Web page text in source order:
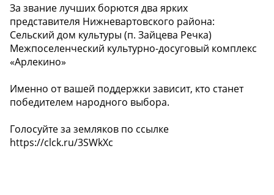
За звание лучших борются два ярких
представителя Нижневартовского района:
Сельский дом культуры (п. Зайцева Речка)
Межпоселенческий культурно-досуговый комплекс
«Арлекино»
Именно от вашей поддержки зависит, кто станет
победителем народного выбора.
Голосуйте за земляков по ссылке
https://clck.ru/3SWkXc